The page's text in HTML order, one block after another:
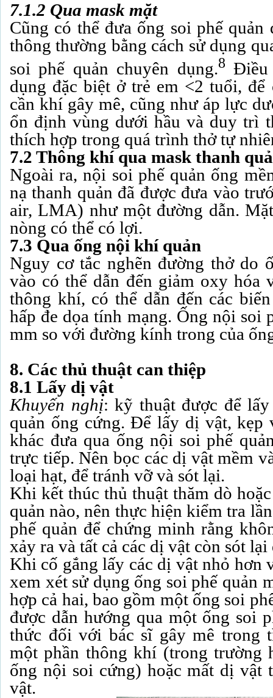
7.1.2 Qua mask mặt
Cũng có thể đưa ống soi phế
thông thường bằng cách sử dụng
soi phế quản chuyên dụng.8 Điều
dụng đặc biệt ở trẻ em <2 tuổi, để
cần khí gây mê, cũng như áp lực
ổn định vùng dưới hầu và duy trì
thích hợp trong quá trình thở tự
7.2 Thông khí qua mask thanh
Ngoài ra, nội soi phế quản ống
nạ thanh quản đã được đưa vào
air, LMA) như một đường dẫn.
nòng có thể có lợi.
7.3 Qua ống nội khí quản
Nguy cơ tắc nghẽn đường thở do
vào có thể dẫn đến giảm oxy hóa
thông khí, có thể dẫn đến các
hấp đe dọa tính mạng. Ống nội soi
mm so với đường kính trong của
8. Các thủ thuật can thiệp
8.1 Lấy dị vật
Khuyến nghị: kỹ thuật được để
quản ống cứng. Để lấy dị vật, kẹp
khác đưa qua ống nội soi phế
trực tiếp. Nên bọc các dị vật mềm
loại hạt, để tránh vỡ và sót lại.
Khi kết thúc thủ thuật thăm dò
quản nào, nên thực hiện kiểm tra
phế quản để chứng minh rằng
xảy ra và tất cả các dị vật còn sót
Khi cố gắng lấy các dị vật nhỏ hơn
xem xét sử dụng ống soi phế quản
hợp cả hai, bao gồm một ống soi
được dẫn hướng qua một ống soi
thức đối với bác sĩ gây mê trong
một phần thông khí (trong trường
ống nội soi cứng) hoặc mất dị vật
vật.